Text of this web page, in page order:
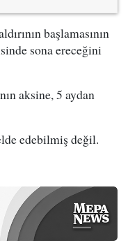
başlamasının
sona ereceğini
aksine, 5 aydan
edebilmiş değil.